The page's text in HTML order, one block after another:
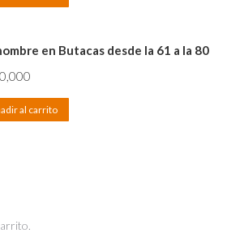
en Butacas desde la 61 a la 80
al carrito